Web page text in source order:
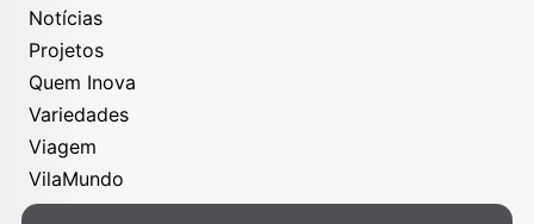
Notícias
Projetos
Quem Inova
Variedades
Viagem
VilaMundo